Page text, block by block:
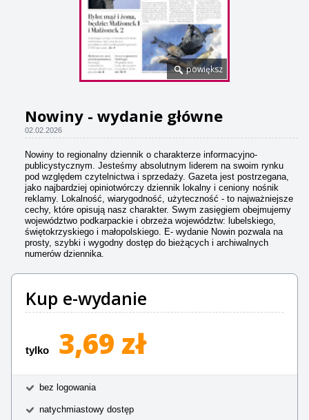
powiększ
Nowiny - wydanie główne
02.02.2026
Nowiny to regionalny dziennik o charakterze informacyjno-
publicystycznym. Jesteśmy absolutnym liderem na swoim rynku
pod względem czytelnictwa i sprzedaży. Gazeta jest postrzegana,
jako najbardziej opiniotwórczy dziennik lokalny i ceniony nośnik
reklamy. Lokalność, wiarygodność, użyteczność - to najważniejsze
cechy, które opisują nasz charakter. Swym zasięgiem obejmujemy
województwo podkarpackie i obrzeża województw: lubelskiego,
świętokrzyskiego i małopolskiego. E- wydanie Nowin pozwala na
prosty, szybki i wygodny dostęp do bieżących i archiwalnych
numerów dziennika.
Kup e-wydanie
tylko 3,69 zł
bez logowania
natychmiastowy dostęp